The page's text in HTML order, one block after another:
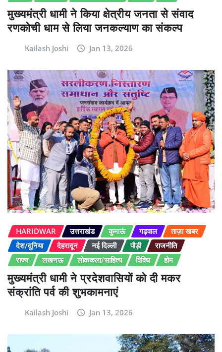
मुख्यमंत्री धामी ने किया क्षेत्रीय जनता से संवाद
रणकोची धाम से लिया जनकल्याण का संकल्प
Kailash Joshi Jan 13, 2026
HARIDWAR उत्तराखंड कुमाऊं गढ़वाल
ताज़ा खबर
देश/दुनिया
देहरादून नई दिल्ली पौड़ी
राजनीति
राज्य
लखनऊ लोककला/साहित्य विविध होम
मुख्यमंत्री धामी ने प्रदेशवासियों को दी मकर
संक्रांति पर्व की शुभकामनाएं
Kailash Joshi Jan 13, 2026